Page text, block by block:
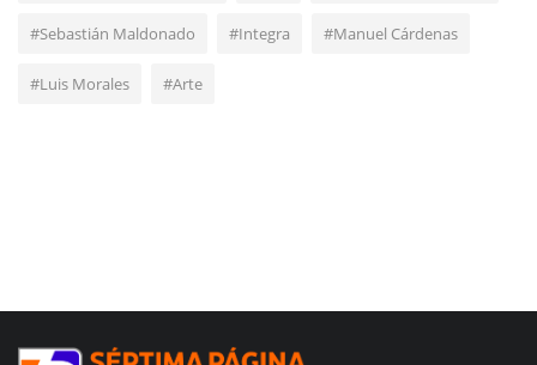
#Sebastián Maldonado #Integra #Manuel Cárdenas
#Luis Morales #Arte